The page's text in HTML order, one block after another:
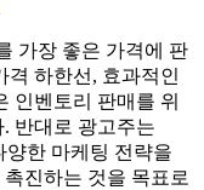
가장 좋은 가격에 판
격 하한선, 효과적인
인벤토리 판매를 위
반대로 광고주는
양한 마케팅 전략을
진하는 것을 목표로